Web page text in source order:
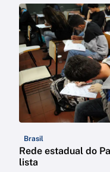
Brasil
Rede estadual do
lista